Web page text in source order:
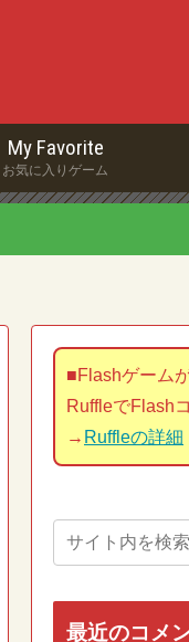
My Favorite
お気に入りゲーム
■Flashゲーム
RuffleでFlash
→ Ruffleの詳細
最近のコメ